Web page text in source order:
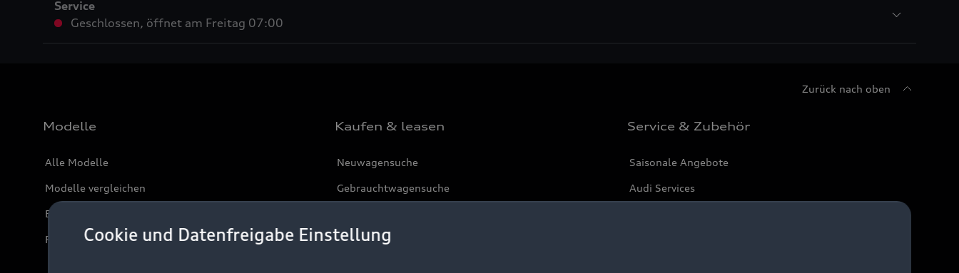
Cookie und Datenfreigabe Einstellung
Service
Geschlossen, öffnet am Freitag 07:00
Zurück nach oben
Modelle
Alle Modelle
Modelle vergleichen
Elektromodelle
Plug-in-Hybride
Kaufen & leasen
Neuwagensuche
Gebrauchtwagensuche
Finanzierung
Service & Zubehör
Saisonale Angebote
Audi Services